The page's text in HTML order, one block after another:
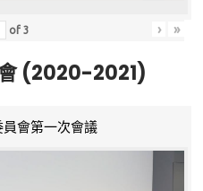
of3 › »
(2020-2021)
會第一次會議